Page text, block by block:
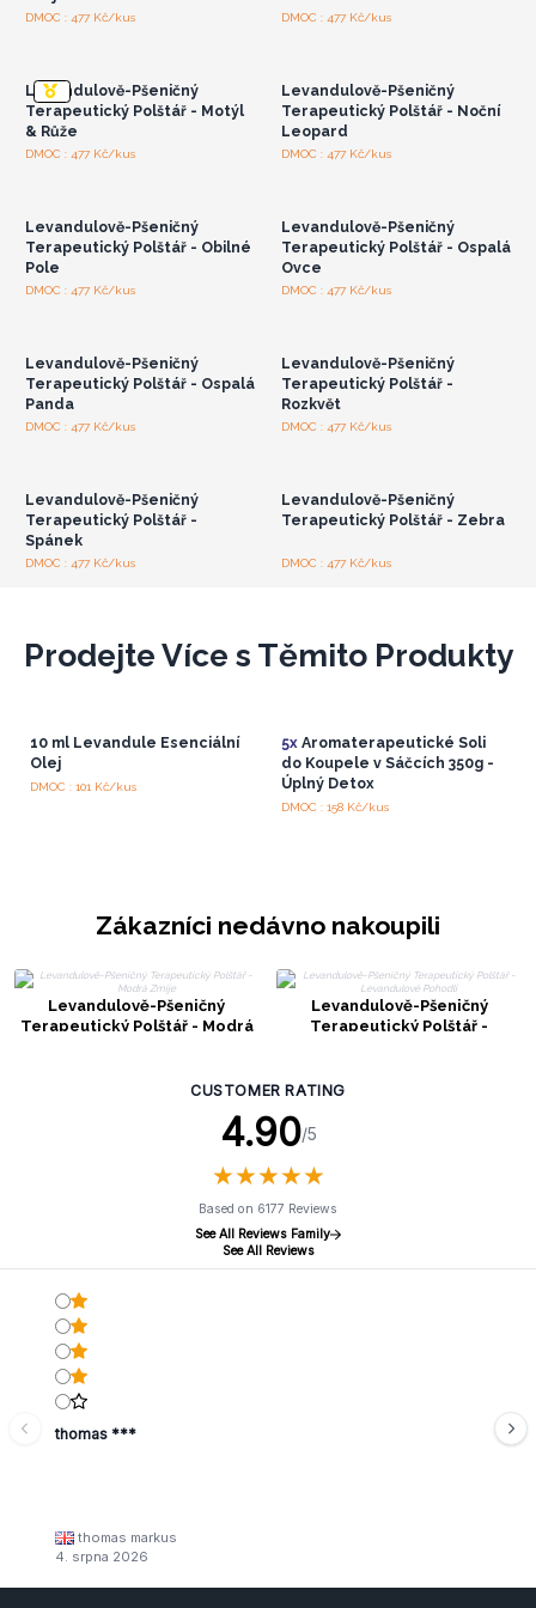
DMOC : 477 Kč/kus DMOC : 477 Kč/kus
Přihlaste se nebo se
Levandulově-Pšeničný
Terapeutický Polštář - Motýl
& Růže
DMOC : 477 Kč/kus
Přihlaste se nebo se
Levandulově-Pšeničný
Terapeutický Polštář - Noční
Leopard
DMOC : 477 Kč/kus
Přihlaste se nebo se
Levandulově-Pšeničný
Terapeutický Polštář - Obilné
Pole
DMOC : 477 Kč/kus
Přihlaste se nebo se
Levandulově-Pšeničný
Terapeutický Polštář - Ospalá
Ovce
DMOC : 477 Kč/kus
Přihlaste se nebo se
Levandulově-Pšeničný
Terapeutický Polštář - Ospalá
Panda
DMOC : 477 Kč/kus
Přihlaste se nebo se
Levandulově-Pšeničný
Terapeutický Polštář -
Rozkvět
DMOC : 477 Kč/kus
Přihlaste se nebo se
Levandulově-Pšeničný
Terapeutický Polštář -
Spánek
DMOC : 477 Kč/kus
Přihlaste se nebo se
Levandulově-Pšeničný
Terapeutický Polštář - Zebra
DMOC : 477 Kč/kus
Prodejte Více s Těmito Produkty
10 ml Levandule Esenciální
Olej
DMOC : 101 Kč/kus
5xAromaterapeutické Soli
do Koupele v Sáčcích 350g -
Úplný Detox
DMOC : 158 Kč/kus
Zákazníci nedávno nakoupili
Levandulově-Pšeničný
Terapeutický Polštář - Modrá
Levandulově-Pšeničný
Terapeutický Polštář -
CUSTOMER RATING
4.90/5
★★★★★
★★★★★
Based on 6177 Reviews
See All Reviews Family
See All Reviews
thomas ***
thomas markus
4. srpna 2026